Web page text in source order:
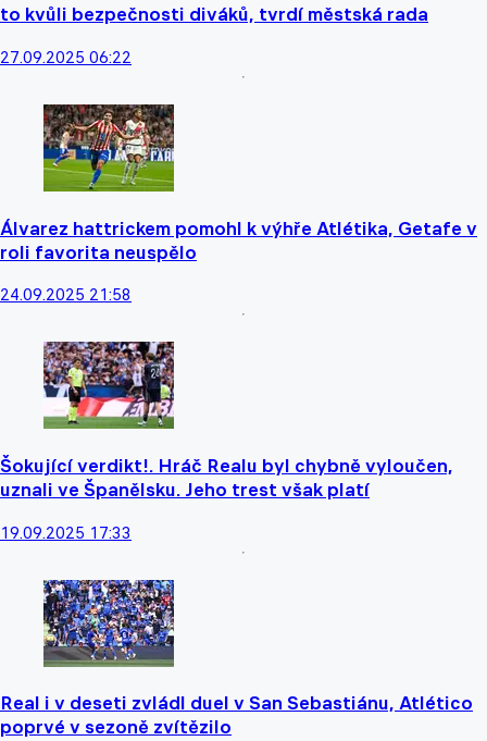
to kvůli bezpečnosti diváků, tvrdí městská rada
27.09.2025 06:22
Álvarez hattrickem pomohl k výhře Atlétika, Getafe v
roli favorita neuspělo
24.09.2025 21:58
Šokující verdikt!. Hráč Realu byl chybně vyloučen,
uznali ve Španělsku. Jeho trest však platí
19.09.2025 17:33
Real i v deseti zvládl duel v San Sebastiánu, Atlético
poprvé v sezoně zvítězilo